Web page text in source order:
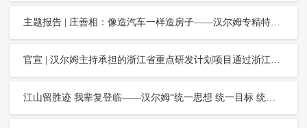
主题报告 | 庄善相：像造汽车一样造房子——汉尔姆专精特新低层钢结构装配式建筑
官宣 | 汉尔姆主持承担的浙江省重点研发计划项目通过浙江省科学技术厅验收
江山留胜迹 我辈复登临——汉尔姆“统一思想 统一目标 统一行动”延安红色之旅